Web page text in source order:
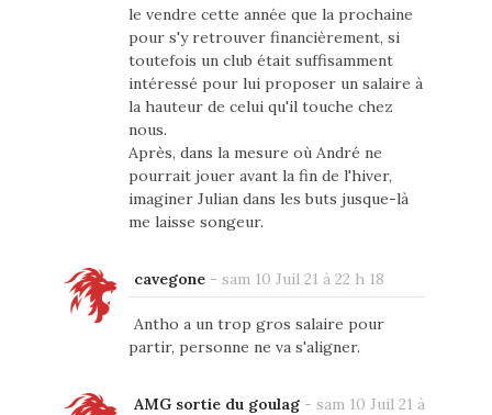
le vendre cette année que la prochaine
pour s'y retrouver financièrement, si
toutefois un club était suffisamment
intéressé pour lui proposer un salaire à
la hauteur de celui qu'il touche chez
nous.
Après, dans la mesure où André ne
pourrait jouer avant la fin de l'hiver,
imaginer Julian dans les buts jusque-là
me laisse songeur.
cavegone- sam 10 Juil 21 à 22 h 18
Antho a un trop gros salaire pour
partir, personne ne va s'aligner.
AMG sortie du goulag- sam 10 Juil 21 à